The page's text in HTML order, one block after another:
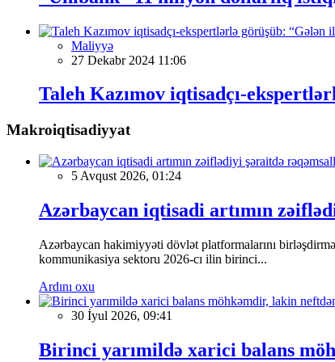
Maliyyə
27 Dekabr 2024 11:06
Taleh Kazımov iqtisadçı-
Makroiqtisadiyyat
5 Avqust 2026, 01:24
Azərbaycan iqtisadi artımın
Azərbaycan hakimiyyəti dövlət platformalarını
kommunikasiya sektoru 2026-cı ilin birinci...
Ardını oxu
30 İyul 2026, 09:41
Birinci yarımildə xarici balans